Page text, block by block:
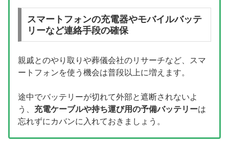
スマートフォンの充電器やモバイルバッテ
リーなど連絡手段の確保
親戚とのやり取りや葬儀会社のリサーチなど、スマ
ートフォンを使う機会は普段以上に増えます。
途中でバッテリーが切れて外部と遮断されないよ
う、 充電ケーブルや持ち運び用の予備バッテリーは
忘れずにカバンに入れておきましょう。